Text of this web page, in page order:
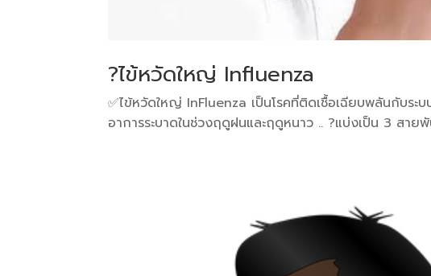
?ไข้หวัดใหญ่ Influenza
✅️ไข้หวัดใหญ่ InFluenza เป็นโรคที่ติดเชื้อเฉียบพลันกับระ
อาการระบาดในช่วงฤดูฝนและฤดูหนาว .. ?แบ่งเป็น 3 สา